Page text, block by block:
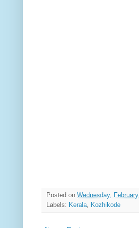
Posted on Wednesday,
Labels: Kerala Kozhikode